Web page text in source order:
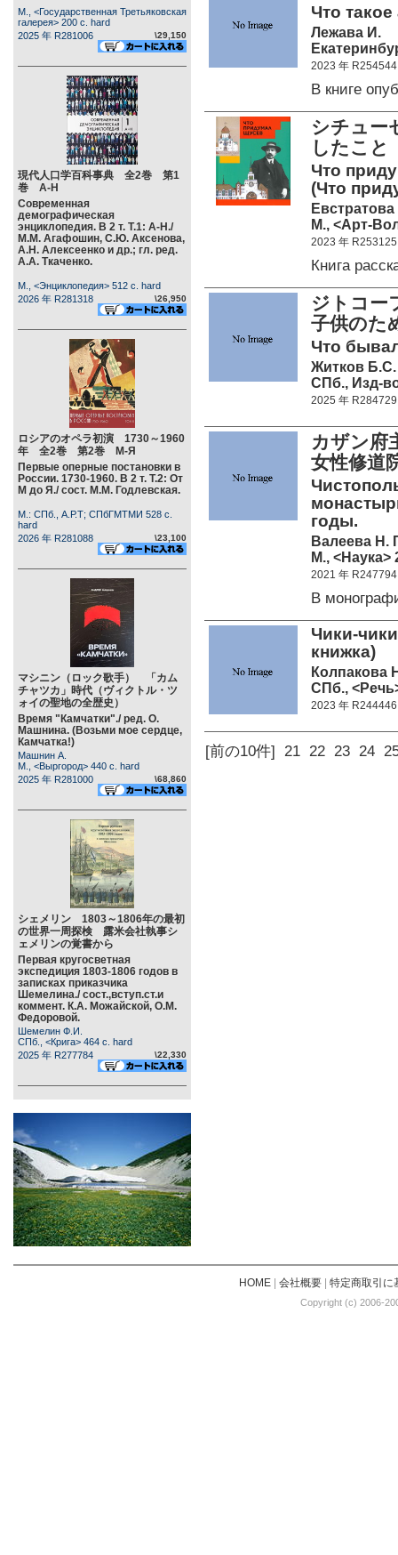
М., <Государственная Третьяковская
галерея> 200 c. hard
2025 年 R281006
\29,150
現代人口学百科事典 全2巻 第1
巻 А-Н
Современная
демографическая
энциклопедия. В 2 т. Т.1: А-Н./
М.М. Агафошин, С.Ю. Аксенова,
А.Н. Алексеенко и др.; гл. ред.
А.А. Ткаченко.
М., <Энциклопедия> 512 c. hard
2026 年 R281318
\26,950
ロシアのオペラ初演 1730～1960
年 全2巻 第2巻 М-Я
Первые оперные постановки в
России. 1730-1960. В 2 т. Т.2: От
М до Я./ сост. М.М. Годлевская.
М.: СПб., А.Р.Т; СПбГМТМИ 528 c.
hard
2026 年 R281088
\23,100
マシニン（ロック歌手） 「カム
チャツカ」時代（ヴィクトル・ツ
ォイの聖地の全歴史）
Время "Камчатки"./ ред. О.
Машнина. (Возьми мое сердце,
Камчатка!)
Машнин А.
М., <Выргород> 440 c. hard
2025 年 R281000
\68,860
シェメリン 1803～1806年の最初
の世界一周探検 露米会社執事シ
ェメリンの覚書から
Первая кругосветная
экспедиция 1803-1806 годов в
записках приказчика
Шемелина./ сост.,вступ.ст.и
коммент. К.А. Можайской, О.М.
Федоровой.
Шемелин Ф.И.
СПб., <Крига> 464 c. hard
2025 年 R277784
\22,330
Что такое
Лежава И.
2023 年 R254544
В книге
シチュー
したこと
Что
(Что
М., <Арт-
2023 年 R253125
Книга
ジトコ
子供の
Что
Житков Б.С.
СПб., Изд-
2025 年 R284729
カザン府
女性修道
годы.
Валеева Н.
М., <Наука>
2021 年 R247794
В
Чики-
книжка)
Колпакова
СПб.,
2023 年 R244446
[前の10件] 21 22 23 24
HOME| 会社概要| 特定商取引に
Copyright (c) 2006-